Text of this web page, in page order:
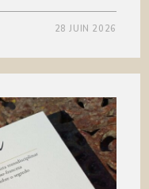
28 JUIN 2026